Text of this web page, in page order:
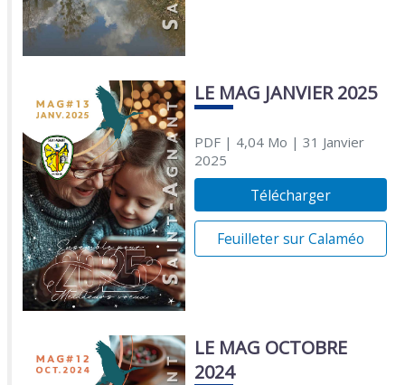
LE MAG JANVIER 2025
PDF| 4,04 Mo | 31 Janvier
2025
Télécharger
Feuilleter sur Calaméo
LE MAG OCTOBRE
2024